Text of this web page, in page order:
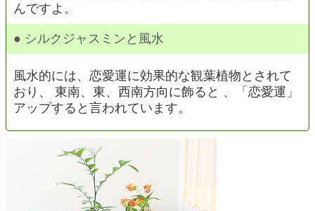
んですよ。
● シルクジャスミンと風水
風水的には、恋愛運に効果的な観葉植物とされて
おり、 東南、東、西南方向に飾ると 、「恋愛運」
アップすると言われています。